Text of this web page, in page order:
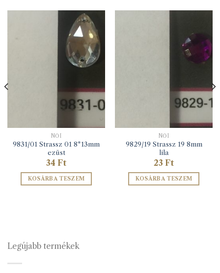
NŐI
9831/01 Strassz 01 8*13mm
ezüst
34 Ft
KOSÁRBA TESZEM
NŐI
9829/19 Strassz 19 8mm
lila
23 Ft
KOSÁRBA TESZEM
Legújabb termékek